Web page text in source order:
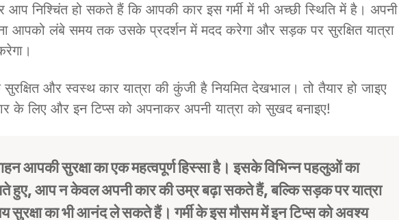
आप निश्चिंत हो सकते हैं कि आपकी कार इस गर्मी में भी अच्छी स्थिति में है। अपनी
आपको लंबे समय तक उसके प्रदर्शन में मदद करेगा और सड़क पर सुरक्षित यात्रा
और स्वस्थ कार यात्रा की कुंजी है नियमित देखभाल। तो तैयार हो जाइए
के लिए और इन टिप्स को अपनाकर अपनी यात्रा को सुखद बनाइए!
आपकी सुरक्षा का एक महत्वपूर्ण हिस्सा है। इसके विभिन्न पहलुओं का
हुए, आप न केवल अपनी कार की उम्र बढ़ा सकते हैं, बल्कि सड़क पर यात्रा
सुरक्षा का भी आनंद ले सकते हैं। गर्मी के इस मौसम में इन टिप्स को अवश्य